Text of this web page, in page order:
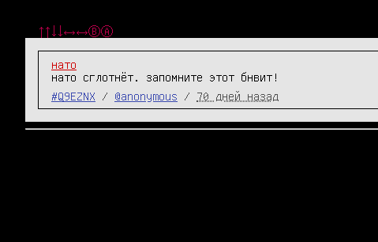
↑↑↓↓←→←→ⒷⒶ
нато
нато сглотнёт. запомните этот бнвит!
#Q9EZNX
/ @anonymous / 70 дней назад